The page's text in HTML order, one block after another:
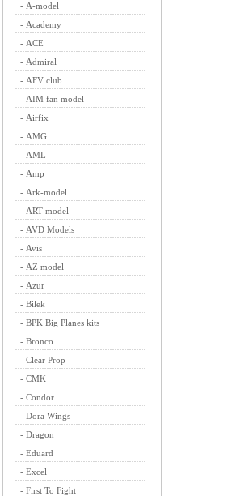
- A-model
- Academy
- ACE
- Admiral
- AFV club
- AIM fan model
- Airfix
- AMG
- AML
- Amp
- Ark-model
- ART-model
- AVD Models
- Avis
- AZ model
- Azur
- Bilek
- BPK Big Planes kits
- Bronco
- Clear Prop
- CMK
- Condor
- Dora Wings
- Dragon
- Eduard
- Excel
- First To Fight